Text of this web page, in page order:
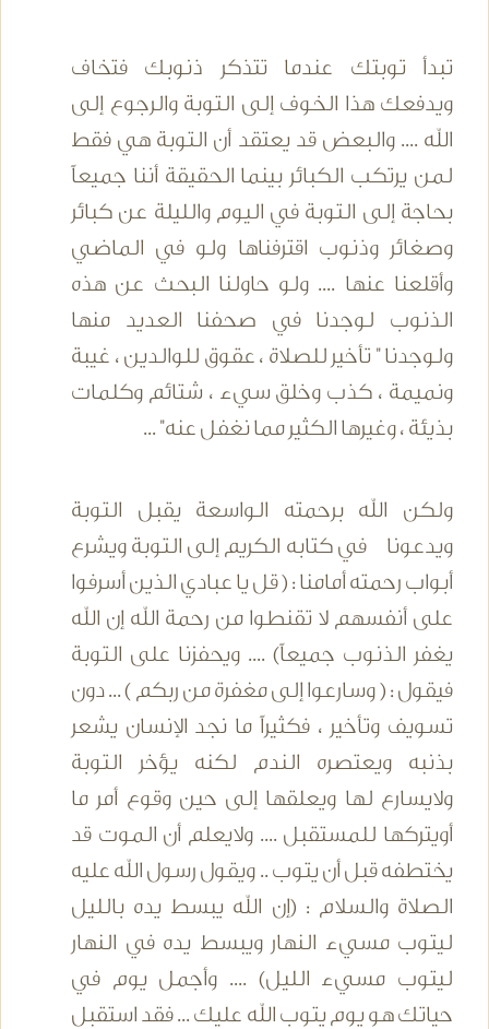
تبدأ توبتك عندما تتذكر ذنوبك فتخاف
ويدفعك هذا الخوف إلى التوبة والرجوع إلى
الله .... والبعض قد يعتقد أن التوبة هي فقط
لمن يرتكب الكبائر بينما الحقيقة أننا جميعاً
بحاجة إلى التوبة في اليوم والليلة عن كبائر
وصغائر وذنوب اقترفناها ولو في الماضي
وأقلعنا عنها .... ولو حاولنا البحث عن هذه
الذنوب لوجدنا في صحفنا العديد منها
ولوجدنا " تأخير للصلاة ، عقوق للوالدين ، غيبة
ونميمة ، كذب وخلق سيء ، شتائم وكلمات
بذيئة ، وغيرها الكثير مما نغفل عنه" ...
ولكن الله برحمته الواسعة يقبل التوبة
ويدعونا في كتابه الكريم إلى التوبة ويشرع
أبواب رحمته أمامنا : ( قل يا عبادي الذين أسرفوا
على أنفسهم لا تقنطوا من رحمة الله إن الله
يغفر الذنوب جميعاً) .... ويحفزنا على التوبة
فيقول : ( وسارعوا إلى مغفرة من ربكم ) ... دون
تسويف وتأخير ، فكثيراً ما نجد الإنسان يشعر
بذنبه ويعتصره الندم لكنه يؤخر التوبة
ولايسارع لها ويعلقها إلى حين وقوع أمر ما
أويتركها للمستقبل .... ولايعلم أن الموت قد
يختطفه قبل أن يتوب .. ويقول رسول الله عليه
الصلاة والسلام : (إن الله يبسط يده بالليل
ليتوب مسيء النهار ويبسط يده في النهار
ليتوب مسيء الليل) .... وأجمل يوم في
حياتك هو يوم يتوب الله عليك ... فقد استقبل